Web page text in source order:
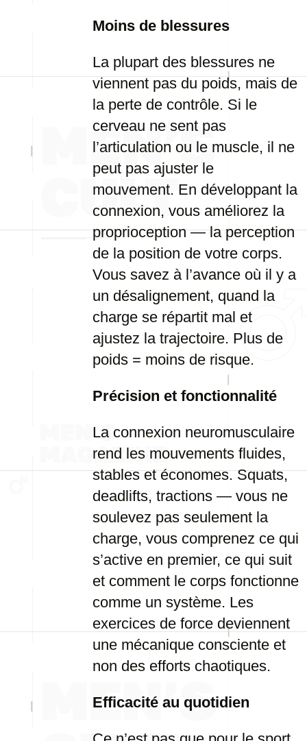
Moins de blessures
La plupart des blessures ne
viennent pas du poids, mais de
la perte de contrôle. Si le
cerveau ne sent pas
l’articulation ou le muscle, il ne
peut pas ajuster le
mouvement. En développant la
connexion, vous améliorez la
proprioception — la perception
de la position de votre corps.
Vous savez à l’avance où il y a
un désalignement, quand la
charge se répartit mal et
ajustez la trajectoire. Plus de
poids = moins de risque.
Précision et fonctionnalité
La connexion neuromusculaire
rend les mouvements fluides,
stables et économes. Squats,
deadlifts, tractions — vous ne
soulevez pas seulement la
charge, vous comprenez ce qui
s’active en premier, ce qui suit
et comment le corps fonctionne
comme un système. Les
exercices de force deviennent
une mécanique consciente et
non des efforts chaotiques.
Efficacité au quotidien